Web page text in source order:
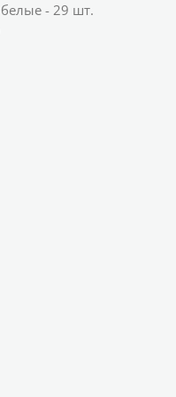
белые - 29 шт.